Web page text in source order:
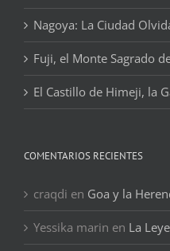
Nagoya: La Ciudad
Fuji, el Monte Sagrado
El Castillo de Himeji, la
COMENTARIOS RECIENTES
craqdi en Goa y la
Yessika marin en La